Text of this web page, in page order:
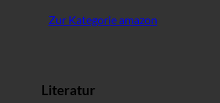
Zur Kategorie amazon
Literatur